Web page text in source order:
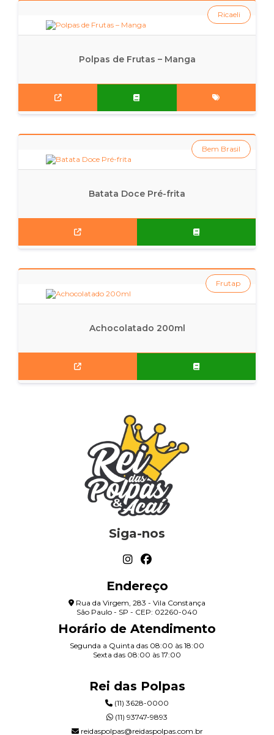
Polpas de Frutas – Manga
Ricaeli
Batata Doce Pré-frita
Bem Brasil
Achocolatado 200ml
Frutap
Siga-nos
Endereço
Rua da Virgem, 283 - Vila Constança
São Paulo - SP - CEP: 02260-040
Horário de Atendimento
Segunda a Quinta das 08:00 às 18:00
Sexta das 08:00 às 17:00
Rei das Polpas
(11) 3628-0000
(11) 93747-9893
reidaspolpas@reidaspolpas.com.br